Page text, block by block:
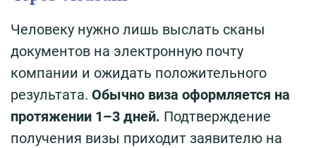
Человеку нужно лишь выслать сканы
документов на электронную почту
компании и ожидать положительного
результата. Обычно виза оформляется на
протяжении 1–3 дней. Подтверждение
получения визы приходит заявителю на